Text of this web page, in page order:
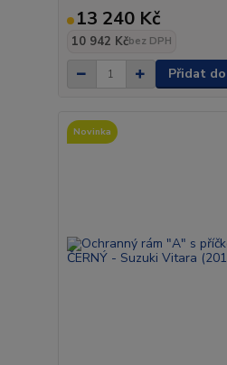
13 240 Kč
10 942 Kčbez DPH
Přidat
Novinka